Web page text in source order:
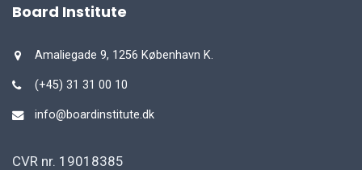
Board Institute
Amaliegade 9, 1256 København K.
(+45) 31 31 00 10
info@boardinstitute.dk
CVR nr. 19018385